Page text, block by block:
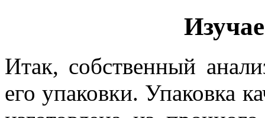
Итак, собственный
его упаковки. Упаковка